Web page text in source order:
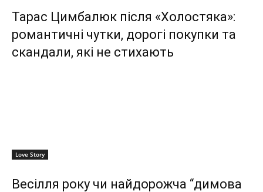
Тарас Цимбалюк після «Холостяка»:
романтичні чутки, дорогі покупки та
скандали, які не стихають
Love Story
Весілля року чи найдорожча “димова